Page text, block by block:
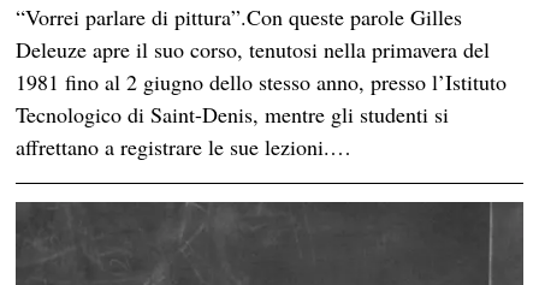
“Vorrei parlare di pittura”.Con queste parole Gilles
Deleuze apre il suo corso, tenutosi nella primavera del
1981 fino al 2 giugno dello stesso anno, presso l’Istituto
Tecnologico di Saint-Denis, mentre gli studenti si
affrettano a registrare le sue lezioni.…